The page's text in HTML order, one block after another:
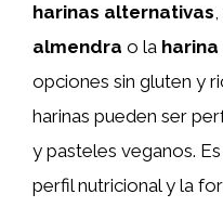
harinas alternativas
almendra o la
opciones sin gluten y
harinas pueden ser
y pasteles veganos.
perfil nutricional y la